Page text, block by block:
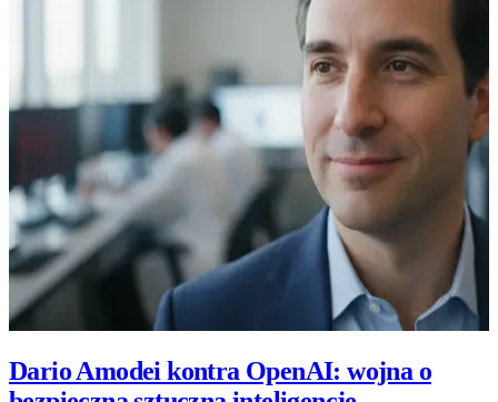
Dario Amodei kontra OpenAI: wojna o